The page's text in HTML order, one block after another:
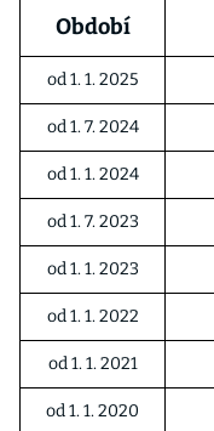
Období
od 1. 1. 2025
od 1. 7. 2024
od 1. 1. 2024
od 1. 7. 2023
od 1. 1. 2023
od 1. 1. 2022
od 1. 1. 2021
od 1. 1. 2020